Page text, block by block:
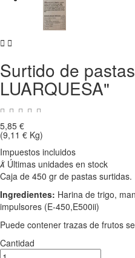
 
Surtido de
LUARQUESA"
5,85 €
(9,11 € Kg)
Impuestos incluidos
 Últimas unidades en stock
Caja de 450 gr de pastas surtidas.
Ingredientes: Harina de trigo,
impulsores (E-450,E500ii)
Puede contener trazas de frutos
Cantidad